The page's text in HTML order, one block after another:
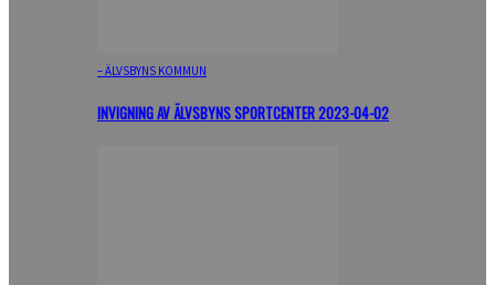
– ÄLVSBYNS KOMMUN
INVIGNING AV ÄLVSBYNS SPORTCENTER 2023-04-02